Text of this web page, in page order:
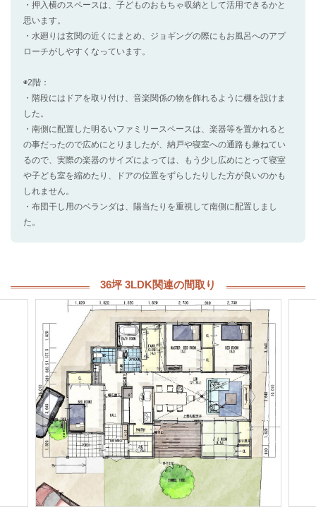
・押入横のスペースは、子どものおもちゃ収納として活用できるかと
思います。
・水廻りは玄関の近くにまとめ、ジョギングの際にもお風呂へのアプ
ローチがしやすくなっています。
◉2階：
・階段にはドアを取り付け、音楽関係の物を飾れるように棚を設けま
した。
・南側に配置した明るいファミリースペースは、楽器等を置かれると
の事だったので広めにとりましたが、納戸や寝室への通路も兼ねてい
るので、実際の楽器のサイズによっては、もう少し広めにとって寝室
や子ども室を縮めたり、ドアの位置をずらしたりした方が良いのかも
しれません。
・布団干し用のベランダは、陽当たりを重視して南側に配置しまし
た。
36坪 3LDK関連の間取り